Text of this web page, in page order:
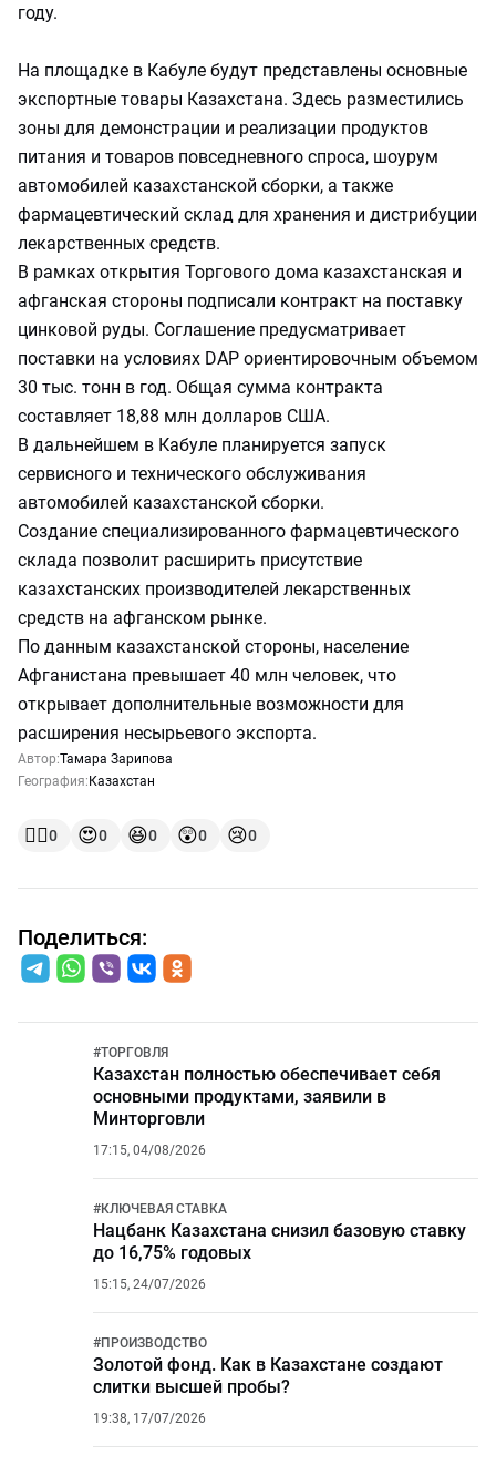
году.
На площадке в Кабуле будут представлены основные
экспортные товары Казахстана. Здесь разместились
зоны для демонстрации и реализации продуктов
питания и товаров повседневного спроса, шоурум
автомобилей казахстанской сборки, а также
фармацевтический склад для хранения и дистрибуции
лекарственных средств.
В рамках открытия Торгового дома казахстанская и
афганская стороны подписали контракт на поставку
цинковой руды. Соглашение предусматривает
поставки на условиях DAP ориентировочным объемом
30 тыс. тонн в год. Общая сумма контракта
составляет 18,88 млн долларов США.
В дальнейшем в Кабуле планируется запуск
сервисного и технического обслуживания
автомобилей казахстанской сборки.
Создание специализированного фармацевтического
склада позволит расширить присутствие
казахстанских производителей лекарственных
средств на афганском рынке.
По данным казахстанской стороны, население
Афганистана превышает 40 млн человек, что
открывает дополнительные возможности для
расширения несырьевого экспорта.
Автор:Тамара Зарипова
География: Казахстан
👍🏻0 😍0 😆0 😲0 😢0
Поделиться:
#ТОРГОВЛЯ
Казахстан полностью обеспечивает себя
основными продуктами, заявили в
Минторговли
17:15, 04/08/2026
#КЛЮЧЕВАЯ СТАВКА
Нацбанк Казахстана снизил базовую ставку
до 16,75% годовых
15:15, 24/07/2026
#ПРОИЗВОДСТВО
Золотой фонд. Как в Казахстане создают
слитки высшей пробы?
19:38, 17/07/2026